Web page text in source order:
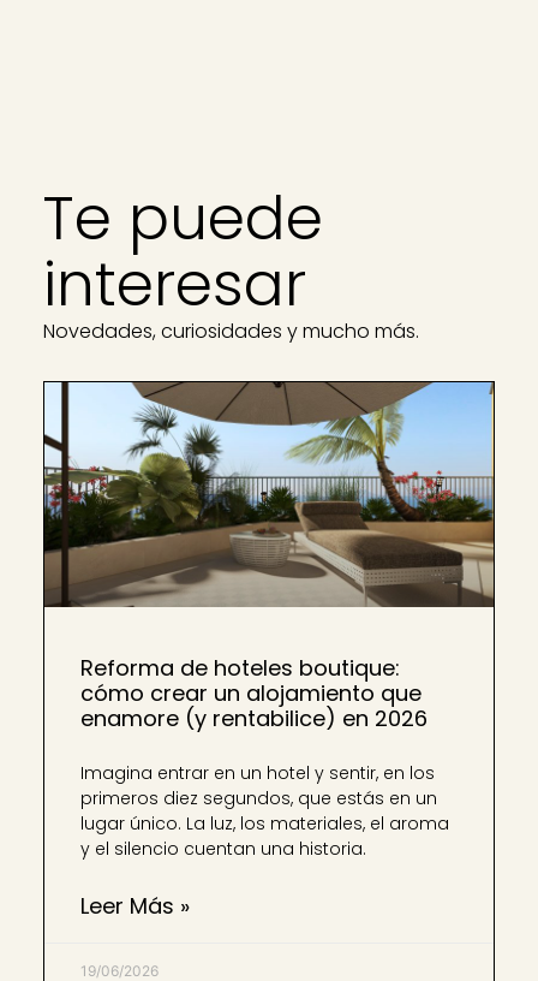
Te puede
interesar
Novedades, curiosidades y mucho más.
Reforma de hoteles boutique:
cómo crear un alojamiento que
enamore (y rentabilice) en 2026
Imagina entrar en un hotel y sentir, en los
primeros diez segundos, que estás en un
lugar único. La luz, los materiales, el aroma
y el silencio cuentan una historia.
Leer Más »
19/06/2026